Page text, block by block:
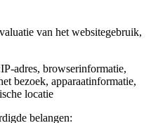
van het websitegebruik,
IP-adres, browserinformatie,
bezoek, apparaatinformatie,
locatie
belangen: